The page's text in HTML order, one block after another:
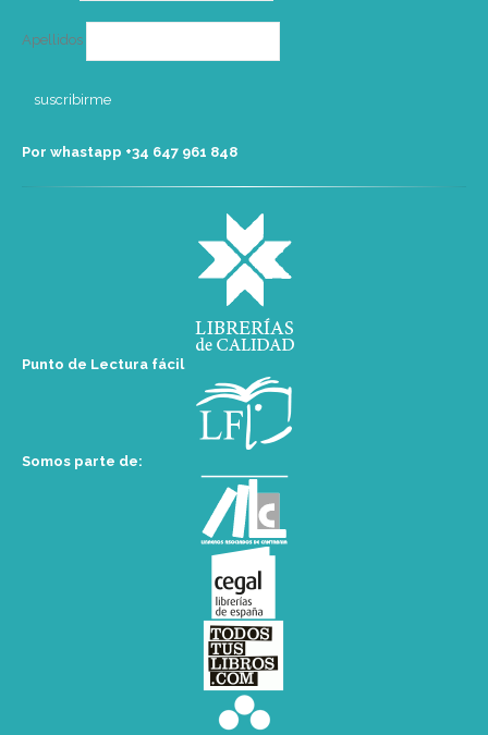
Apellidos
Por whastapp +34 ‭647 961 848‬
Punto de Lectura fácil
Somos parte de: